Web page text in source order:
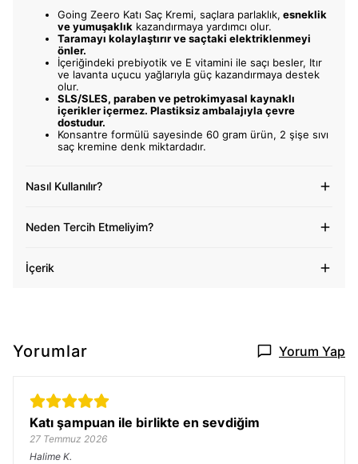
Going Zeero Katı Saç Kremi, saçlara parlaklık, esneklik
ve yumuşaklık kazandırmaya yardımcı olur.
Taramayı kolaylaştırır ve saçtaki elektriklenmeyi
önler.
İçeriğindeki prebiyotik ve E vitamini ile saçı besler, Itır
ve lavanta uçucu yağlarıyla güç kazandırmaya destek
olur.
SLS/SLES, paraben ve petrokimyasal kaynaklı
içerikler içermez. Plastiksiz ambalajıyla çevre
dostudur.
Konsantre formülü sayesinde 60 gram ürün, 2 şişe sıvı
saç kremine denk miktardadır.
Nasıl Kullanılır?
Neden Tercih Etmeliyim?
İçerik
Yorumlar Yorum Yap
Katı şampuan ile birlikte en sevdiğim
27 Temmuz 2026
Halime K.